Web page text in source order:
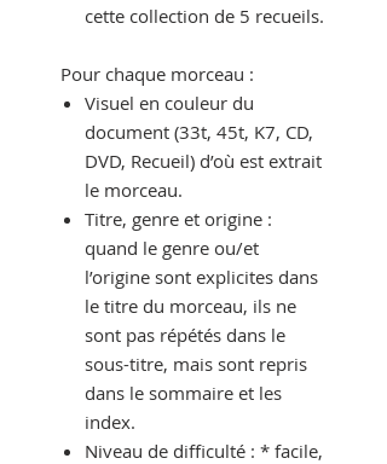
cette collection de 5 recueils.
Pour chaque morceau :
Visuel en couleur du
document (33t, 45t, K7, CD,
DVD, Recueil) d’où est extrait
le morceau.
Titre, genre et origine :
quand le genre ou/et
l’origine sont explicites dans
le titre du morceau, ils ne
sont pas répétés dans le
sous-titre, mais sont repris
dans le sommaire et les
index.
Niveau de difficulté : * facile,